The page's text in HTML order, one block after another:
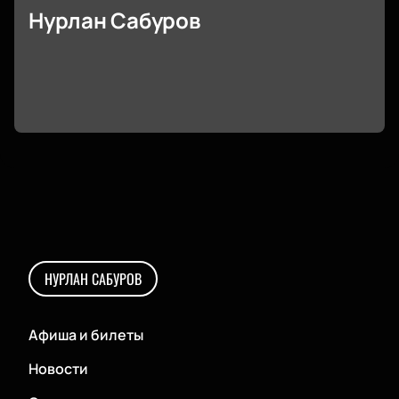
Нурлан Сабуров
НУРЛАН САБУРОВ
Афиша и билеты
Новости